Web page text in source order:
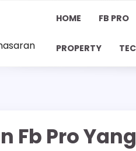
HOME FB PRO
PROPERTY
Fb Pro